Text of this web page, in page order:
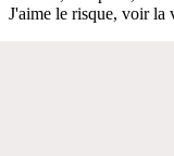
J'aime le risque, voir la